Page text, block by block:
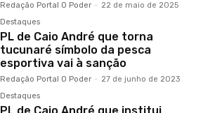
Redação Portal O Poder - 22 de maio de 2025
Destaques
PL de Caio André que torna
tucunaré símbolo da pesca
esportiva vai à sanção
Redação Portal O Poder - 27 de junho de 2023
Destaques